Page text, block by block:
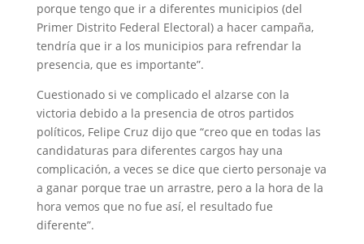
porque tengo que ir a diferentes municipios (del
Primer Distrito Federal Electoral) a hacer campaña,
tendría que ir a los municipios para refrendar la
presencia, que es importante”.
Cuestionado si ve complicado el alzarse con la
victoria debido a la presencia de otros partidos
políticos, Felipe Cruz dijo que “creo que en todas las
candidaturas para diferentes cargos hay una
complicación, a veces se dice que cierto personaje va
a ganar porque trae un arrastre, pero a la hora de la
hora vemos que no fue así, el resultado fue
diferente”.